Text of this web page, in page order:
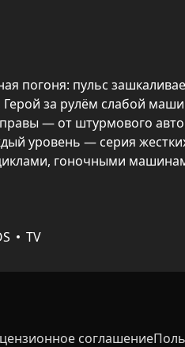
погоня: пульс
за рулём слабой
— от штурмового
уровень — серия
гоночными
по колесу или
мощи: целиться по частям
погоню насыщенной и
и горячего огня.
TV
соглашение